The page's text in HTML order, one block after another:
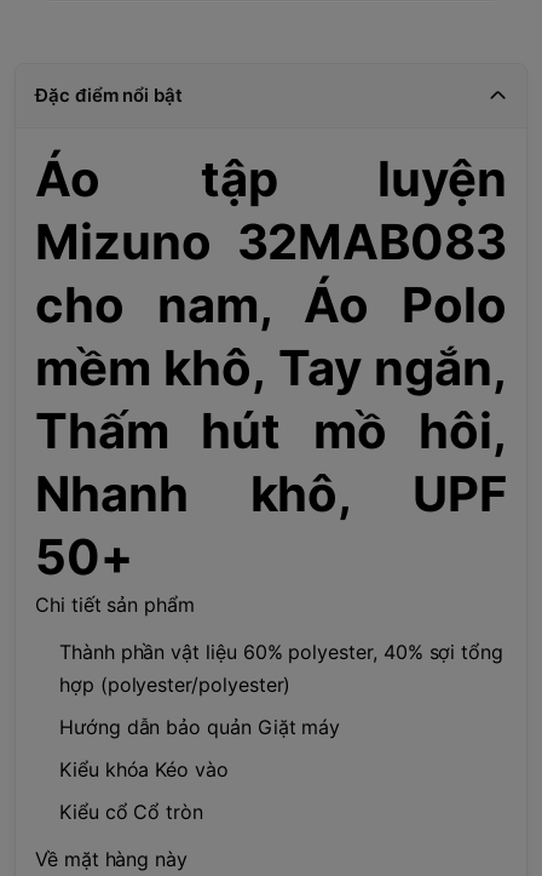
Đặc điểm nổi bật
Áo tập luyện
Mizuno 32MAB083
cho nam, Áo Polo
mềm khô, Tay ngắn,
Thấm hút mồ hôi,
Nhanh khô, UPF
50+
Chi tiết sản phẩm
Thành phần vật liệu 60% polyester, 40% sợi tổng
hợp (polyester/polyester)
Hướng dẫn bảo quản Giặt máy
Kiểu khóa Kéo vào
Kiểu cổ Cổ tròn
Về mặt hàng này